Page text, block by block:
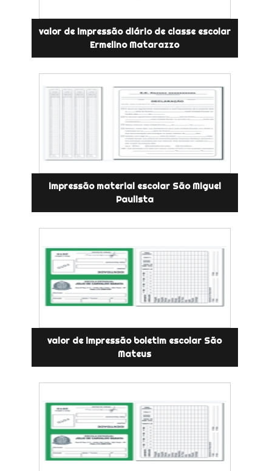
valor de impressão diário de classe escolar
Ermelino Matarazzo
impressão material escolar São Miguel
Paulista
valor de impressão boletim escolar São
Mateus